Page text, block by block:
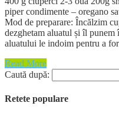
piper condimente – oregano
Mod de preparare: Încălzim
dezghetam aluatul și îl
aluatului le indoim pentru a
Read More
Caută după:
Retete populare